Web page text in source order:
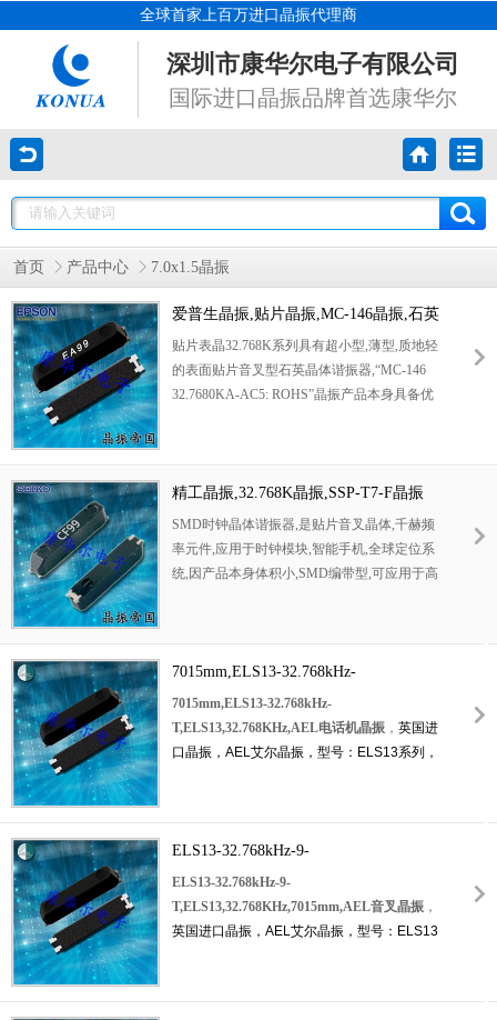
全球首家上百万进口晶振代理商
深圳市康华尔电子有限公司
国际进口晶振品牌首选康华尔
首页 产品中心 7.0x1.5晶振
爱普生晶振,贴片晶振,MC-146晶振,石英
贴片晶振,MC-146 32.7680KA-AC5:
ROHS
贴片表晶32.768K系列具有超小型,薄型,质地轻
的表面贴片音叉型石英晶体谐振器,“MC-146
32.7680KA-AC5: ROHS”晶振产品本身具备优
无铅标准,满足无铅焊接的回流温度曲线要求,
金属外壳的石英晶振使得产品在封装时能发挥
比陶瓷晶振外壳更好的耐冲击性能.
精工晶振,32.768K晶振,SSP-T7-F晶振
SMD时钟晶体谐振器,是贴片音叉晶体,千赫频
率元件,应用于时钟模块,智能手机,全球定位系
统,因产品本身体积小,SMD编带型,可应用于高
ROHS/无铅标准.
7015mm,ELS13-32.768kHz-
T,ELS13,32.768KHz,AEL电话机晶振
7015mm,ELS13-32.768kHz-
T,ELS13,32.768KHz,AEL电话机晶振 ， 英国进
口晶振，AEL艾尔晶振，型号：ELS13系列，
32.768KHz，工作温度范围：-40℃至+85℃，
小体积晶振尺寸：7.0x1.5x1.4mm封装，四脚
贴片晶振，7015贴片晶振
振，陶瓷晶振，SMD晶振
，石英晶体谐振器，
具有超小型晶振，轻薄型晶振，高品质晶振，
ELS13-32.768kHz-9-
T,ELS13,32.768KHz,7015mm,AEL音叉
晶振
ELS13-32.768kHz-9-
T,ELS13,32.768KHz,7015mm,AEL音叉晶振 ，
英国进口晶振，AEL艾尔晶振，型号：ELS13
32.768KHz时钟晶振，工作温度范围：-40℃